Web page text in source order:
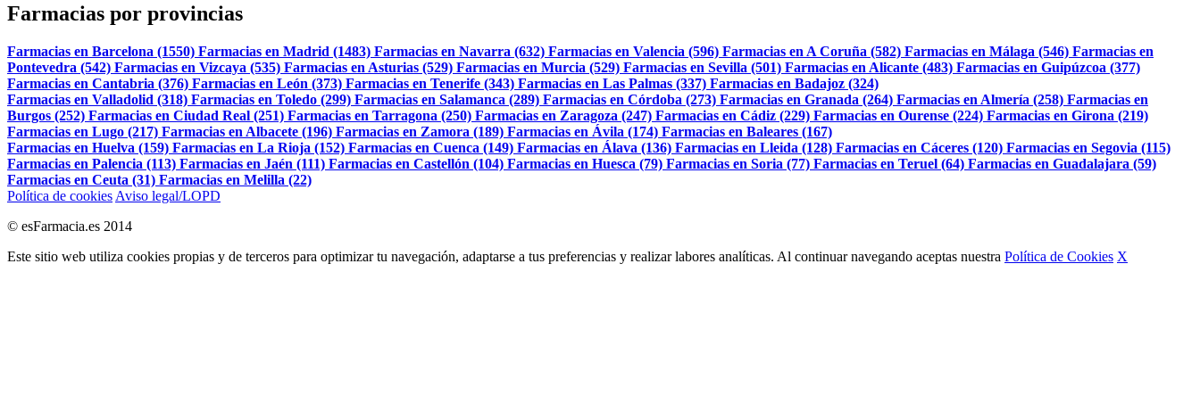
Farmacias por provincias
Farmacias en Barcelona (1550) Farmacias en Madrid (1483) Farmacias en Navarra (632) Farmacias en Valencia (596) Farmacias en A Coruña (582) Farmacias en Málaga (546) Farmacias en
Pontevedra (542) Farmacias en Vizcaya (535) Farmacias en Asturias (529) Farmacias en Murcia (529) Farmacias en Sevilla (501) Farmacias en Alicante (483) Farmacias en Guipúzcoa (377)
Farmacias en Cantabria (376) Farmacias en León (373) Farmacias en Tenerife (343) Farmacias en Las Palmas (337) Farmacias en Badajoz (324)
Farmacias en Valladolid (318) Farmacias en Toledo (299) Farmacias en Salamanca (289) Farmacias en Córdoba (273) Farmacias en Granada (264) Farmacias en Almería (258) Farmacias en
Burgos (252) Farmacias en Ciudad Real (251) Farmacias en Tarragona (250) Farmacias en Zaragoza (247) Farmacias en Cádiz (229) Farmacias en Ourense (224) Farmacias en Girona (219)
Farmacias en Lugo (217) Farmacias en Albacete (196) Farmacias en Zamora (189) Farmacias en Ávila (174) Farmacias en Baleares (167)
Farmacias en Huelva (159) Farmacias en La Rioja (152) Farmacias en Cuenca (149) Farmacias en Álava (136) Farmacias en Lleida (128) Farmacias en Cáceres (120) Farmacias en Segovia (115)
Farmacias en Palencia (113) Farmacias en Jaén (111) Farmacias en Castellón (104) Farmacias en Huesca (79) Farmacias en Soria (77) Farmacias en Teruel (64) Farmacias en Guadalajara (59)
Farmacias en Ceuta (31) Farmacias en Melilla (22)
Política de cookies Aviso legal/LOPD
© esFarmacia.es 2014
Este sitio web utiliza cookies propias y de terceros para optimizar tu navegación, adaptarse a tus preferencias y realizar labores analíticas. Al continuar navegando aceptas nuestra Política de Cookies X